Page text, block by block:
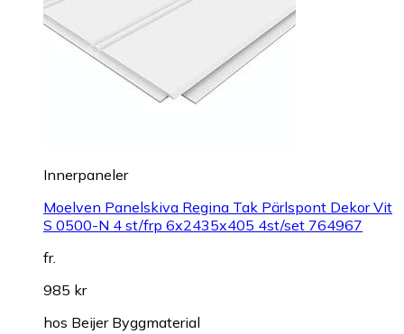
Innerpaneler
Moelven Panelskiva Regina Tak Pärlspont Dekor Vit
S 0500-N 4 st/frp 6x2435x405 4st/set 764967
fr.
985 kr
hos Beijer Byggmaterial